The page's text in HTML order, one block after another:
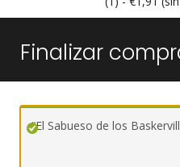
Finalizar
“El Sabueso de los